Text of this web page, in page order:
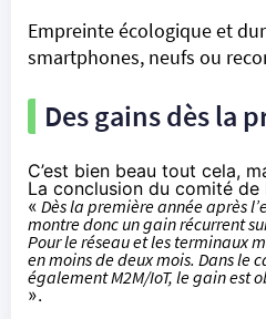
Empreinte écologique et
smartphones, neufs ou
Des gains dès la
C’est bien beau tout cela,
La conclusion du comité de
« Dès la première année après
montre donc un gain récurrent
Pour le réseau et les terminaux
en moins de deux mois. Dans le
également M2M/IoT, le gain est
».